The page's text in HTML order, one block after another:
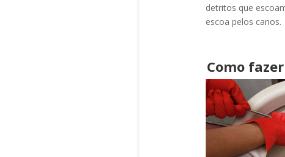
detritos que
escoa pelos canos.
Como